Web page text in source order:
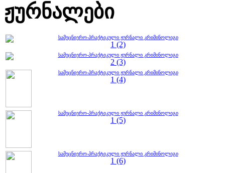
ჟურნალები
სამეცნიერო-პრაქტიკული ჟურნალი კრიმინოლიგი
1 (2)
სამეცნიერო-პრაქტიკული ჟურნალი კრიმინოლიგი
2 (3)
სამეცნიერო-პრაქტიკული ჟურნალი კრიმინოლიგი
1 (4)
სამეცნიერო-პრაქტიკული ჟურნალი კრიმინოლიგი
1 (5)
სამეცნიერო-პრაქტიკული ჟურნალი კრიმინოლიგი
1 (6)